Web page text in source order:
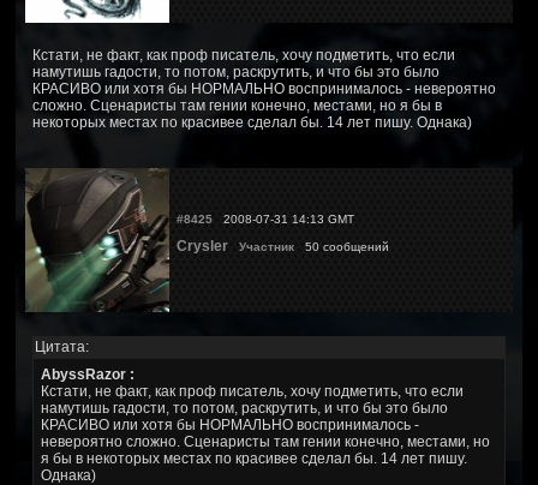
Кстати, не факт, как проф писатель, хочу подметить, что если
намутишь гадости, то потом, раскрутить, и что бы это было
КРАСИВО или хотя бы НОРМАЛЬНО воспринималось - невероятно
сложно. Сценаристы там гении конечно, местами, но я бы в
некоторых местах по красивее сделал бы. 14 лет пишу. Однака)
#8425 2008-07-31 14:13 GMT
Crysler Участник 50 сообщений
Цитата:
AbyssRazor :
Кстати, не факт, как проф писатель, хочу подметить, что если
намутишь гадости, то потом, раскрутить, и что бы это было
КРАСИВО или хотя бы НОРМАЛЬНО воспринималось -
невероятно сложно. Сценаристы там гении конечно, местами, но
я бы в некоторых местах по красивее сделал бы. 14 лет пишу.
Однака)